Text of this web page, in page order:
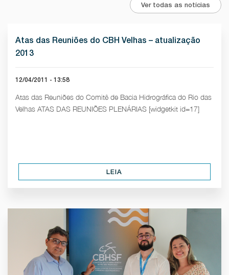
Ver todas as notícias
Atas das Reuniões do CBH Velhas – atualização
2013
12/04/2011 - 13:58
Atas das Reuniões do Comitê de Bacia Hidrográfica do Rio das
Velhas ATAS DAS REUNIÕES PLENÁRIAS [widgetkit id=17]
LEIA